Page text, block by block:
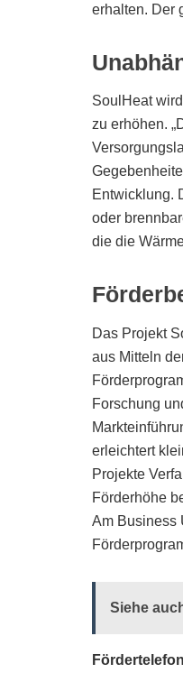
erhalten. Der
SoulHeat
zu erhöhen.
Entwicklung.
oder
die die
Das Projekt
aus Mitteln
Forschung
erleichtert
Projekte
Förderhöhe
Am Business
Siehe